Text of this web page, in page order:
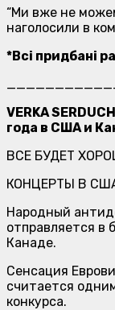
“Ми вже не
наголосили в
*Всі придбані
VERKA
года в США и
ВСЕ БУДЕТ
КОНЦЕРТЫ В
Народный
отправляется в
Канаде.
Сенсация
считается
конкурса.